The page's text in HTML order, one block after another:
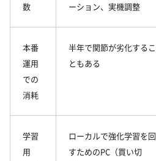
数
ーション、実機調整
本番
運用
での
消耗
半年で関節が劣化するこ
ともある
学習
用
ローカルで強化学習を回
すためのPC（買い切